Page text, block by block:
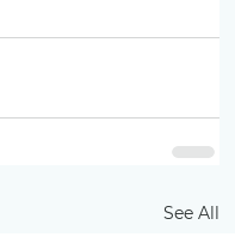
See All